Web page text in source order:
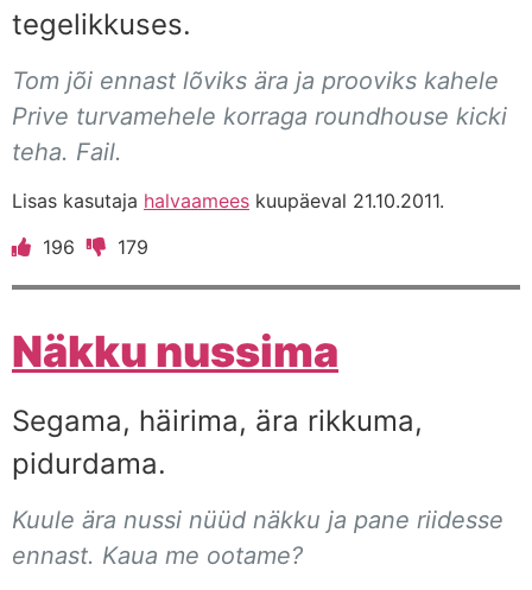
tegelikkuses.
Tom jõi ennast lõviks ära ja prooviks kahele
Prive turvamehele korraga roundhouse kicki
teha. Fail.
Lisas kasutaja halvaamees kuupäeval 21.10.2011.
196
179
Näkku nussima
Segama, häirima, ära rikkuma,
pidurdama.
Kuule ära nussi nüüd näkku ja pane riidesse
ennast. Kaua me ootame?